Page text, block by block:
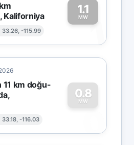
Kaliforniya
33.26, -115.99
1.1
MW1
11 km doğu-
33.18, -116.03
0.8
MW
0